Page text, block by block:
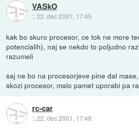
VASkO
::22. dec 2001, 17:45
kak bo skuro procesor, ce tok ne more
potencialih), naj se nekdo to poljudno
razumeli
saj ne bo na procesorjeve pine dal
skozi procesor, malo pamet uporabi pa
rc-car
::22. dec 2001, 17:48